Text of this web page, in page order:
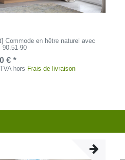
Commode en hêtre naturel avec
90.51-90
€ *
hors Frais de livraison